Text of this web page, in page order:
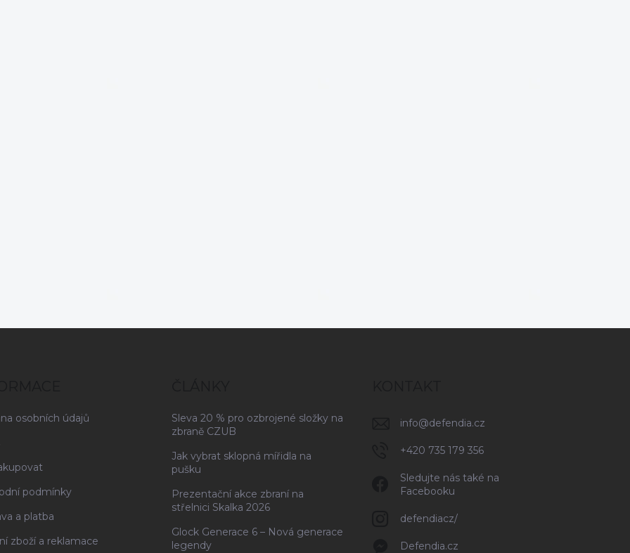
osobních údajů
podmínky
a platba
zboží a reklamace
Sleva 20 % pro ozbrojené složky na
zbraně CZUB
Jak vybrat sklopná mířidla na
pušku
Prezentační akce zbraní na
střelnici Skalka 2026
Glock Generace 6 – Nová generace
legendy
info@defendia.cz
+420 735 179 356
Sledujte nás také na
Facebooku
defendiacz/
Defendia.cz